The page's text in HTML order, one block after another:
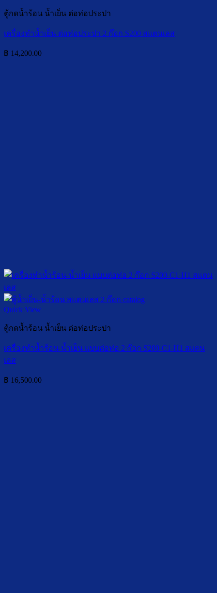
ตู้กดน้ำร้อน น้ำเย็น ต่อท่อประปา
เครื่องทำน้ำเย็น ต่อท่อประปา 2 ก๊อก S200 สแตนเลส
฿ 14,200.00
Quick View
ตู้กดน้ำร้อน น้ำเย็น ต่อท่อประปา
เครื่องทำน้ำร้อน-น้ำเย็น แบบต่อท่อ 2 ก๊อก S200-C1-H1 สแตน
เลส
฿ 16,500.00